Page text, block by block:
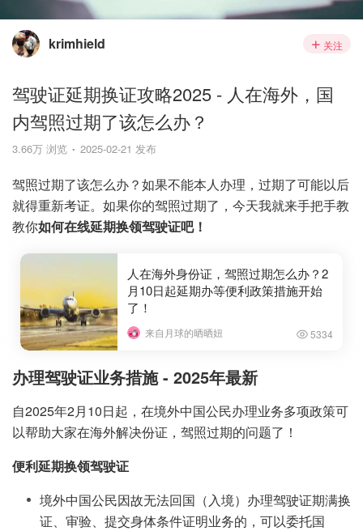
krimhield 关注
驾驶证延期换证攻略2025 - 人在海外，国
内驾照过期了该怎么办？
3.66万 浏览 2025-02-21 发布
驾照过期了该怎么办？如果不能本人办理，过期了可能以后
就得重新考证。如果你的驾照过期了，今天我就来手把手教
教你如何在线延期换领驾驶证吧！
人在海外身份证，驾照过期怎么办？2
月10日起延期办等便利政策措施开始
了！
来自月球的晒晒妞 5334
办理驾驶证业务措施 - 2025年最新
自2025年2月10日起，在境外中国公民办理业务多项政策可
以帮助大家在海外解决份证，驾照过期的问题了！
便利延期换领驾驶证
境外中国公民因故无法回国（入境）办理驾驶证期满换
证、审验、提交身体条件证明业务的，可以委托国